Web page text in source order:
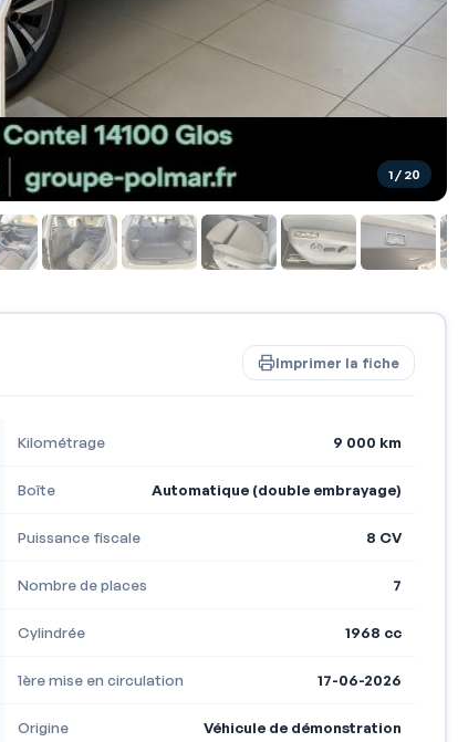
1/ 20
Imprimer la fiche
Kilométrage 9 000 km
Boîte Automatique (double embrayage)
Puissance fiscale 8 CV
Nombre de places 7
Cylindrée 1968 cc
1ère mise en circulation 17-06-2026
Origine Véhicule de démonstration